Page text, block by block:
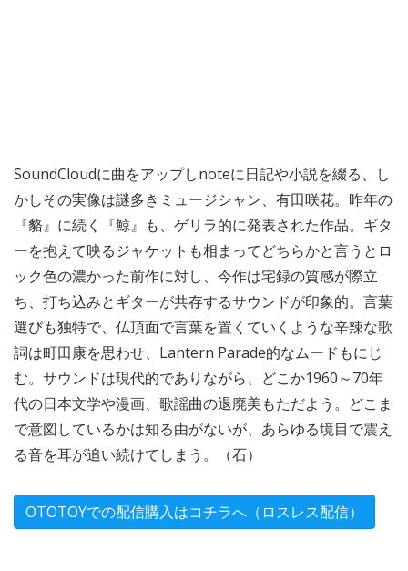
SoundCloudに曲をアップしnoteに日記や小説を綴る、し
かしその実像は謎多きミュージシャン、有田咲花。昨年の
『貉』に続く『鯨』も、ゲリラ的に発表された作品。ギタ
ーを抱えて映るジャケットも相まってどちらかと言うとロ
ック色の濃かった前作に対し、今作は宅録の質感が際立
ち、打ち込みとギターが共存するサウンドが印象的。言葉
選びも独特で、仏頂面で言葉を置くていくような辛辣な歌
詞は町田康を思わせ、Lantern Parade的なムードもにじ
む。サウンドは現代的でありながら、どこか1960～70年
代の日本文学や漫画、歌謡曲の退廃美もただよう。どこま
で意図しているかは知る由がないが、あらゆる境目で震え
る音を耳が追い続けてしまう。（石）
OTOTOYでの配信購入はコチラへ（ロスレス配信）